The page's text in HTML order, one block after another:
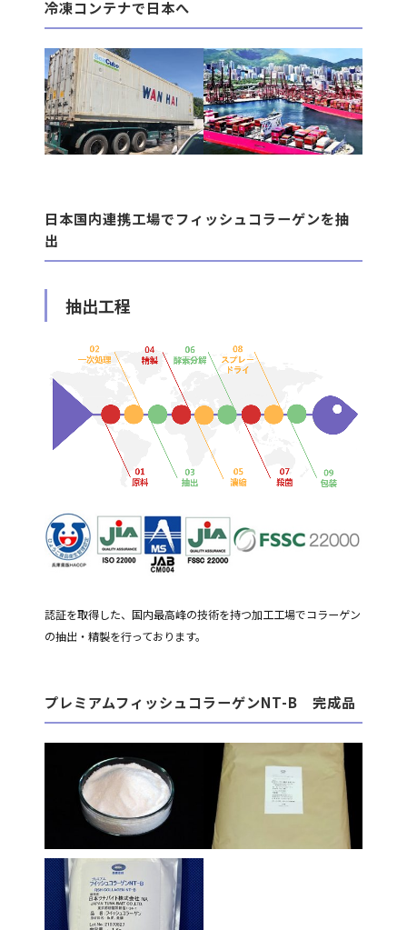
冷凍コンテナで日本へ
日本国内連携工場でフィッシュコラーゲンを抽
出
抽出工程
認証を取得した、国内最高峰の技術を持つ加工工場でコラーゲン
の抽出・精製を行っております。
プレミアムフィッシュコラーゲンNT-B 完成品